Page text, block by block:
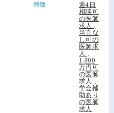
特徴
週4日
相談可
の医師
求人
当直な
し可の
医師求
人
1,800
万円可
の医師
求人
学会補
助あり
の医師
求人